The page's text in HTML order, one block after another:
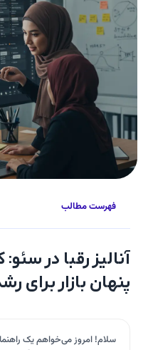
آنالیز رقبا در
پنهان بازار برای
سلام! امروز می‌خواهم یک
فهرست مطالب